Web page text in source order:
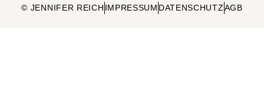
© JENNIFER REICH IMPRESSUM DATENSCHUTZAGB